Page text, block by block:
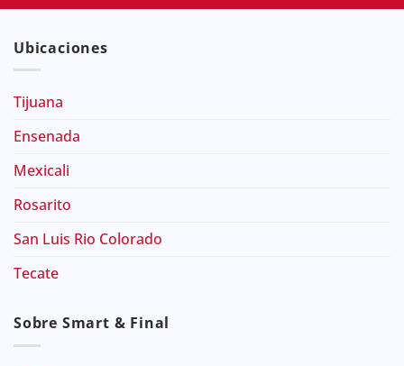
Ubicaciones
Tijuana
Ensenada
Mexicali
Rosarito
San Luis Rio Colorado
Tecate
Sobre Smart & Final